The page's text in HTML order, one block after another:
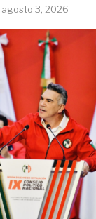
agosto 3, 2026